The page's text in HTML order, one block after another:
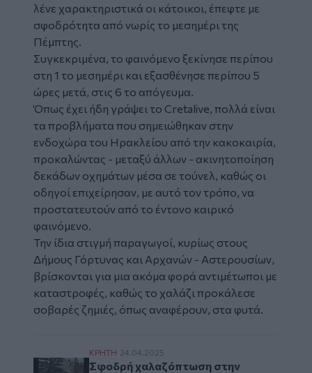
λένε χαρακτηριστικά οι κάτοικοι, έπεφτε με
σφοδρότητα από νωρίς το μεσημέρι της
Πέμπτης.
Συγκεκριμένα, το φαινόμενο ξεκίνησε περίπου
στη 1 το μεσημέρι και εξασθένησε περίπου 5
ώρες μετά, στις 6 το απόγευμα.
Όπως έχει ήδη γράψει το Cretalive, πολλά είναι
τα προβλήματα που σημειώθηκαν στην
ενδοχώρα του Ηρακλείου από την κακοκαιρία,
προκαλώντας - μεταξύ άλλων - ακινητοποίηση
δεκάδων οχημάτων μέσα σε τούνελ, καθώς οι
οδηγοί επιχείρησαν, με αυτό τον τρόπο, να
προστατευτούν από το έντονο καιρικό
φαινόμενο.
Την ίδια στιγμή παραγωγοί, κυρίως στους
Δήμους Γόρτυνας και Αρχανών - Αστερουσίων,
βρίσκονται για μια ακόμα φορά αντιμέτωποι με
καταστροφές, καθώς το χαλάζι προκάλεσε
σοβαρές ζημιές, όπως αναφέρουν, στα φυτά.
Σφοδρή χαλαζόπτωση στην ενδοχώρα του
ΚΡΗΤΗ 24.04.2025
Σφοδρή χαλαζόπτωση στην